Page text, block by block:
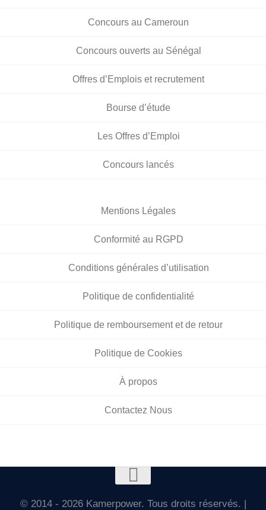
Concours au Cameroun
Concours ouverts au Sénégal
Offres d’Emplois et recrutement
Bourse d’étude
Les Offres d’Emploi
Concours lancés
Mentions Légales
Conformité au RGPD
Conditions générales d’utilisation
Politique de confidentialité
Politique de remboursement et de retour
Politique de Cookies
À propos
Contactez Nous
© 2014 - 2026 Kamerpower. Tous droits réservés. |